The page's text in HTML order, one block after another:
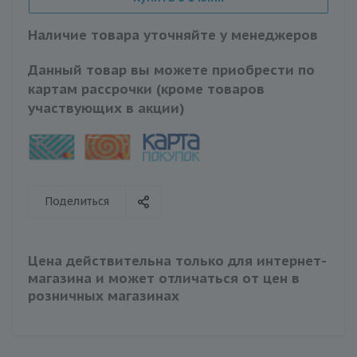
Наличие товара уточняйте у менеджеров
Данный товар вы можете приобрести по
картам рассрочки (кроме товаров
участвующих в акции)
Поделиться
Цена действительна только для интернет-
магазина и может отличаться от цен в
розничных магазинах